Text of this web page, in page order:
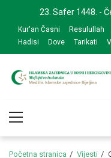
navigation
content
23. Safer 1448. -
Kur'an Časni Resulullah
Hadisi
Dove Tarikati
Menu
Početna stranica Vijesti